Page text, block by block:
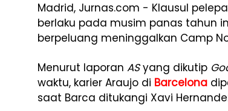
Madrid, Jurnas.com - Klausul
berlaku pada musim panas tahun
berpeluang meninggalkan Camp
Menurut laporan ASyang dikutip
waktu, karier Araujo di Barcelona
saat Barca ditukangi Xavi